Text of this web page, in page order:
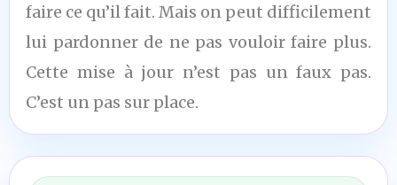
faire ce qu’il fait. Mais on peut difficilement
lui pardonner de ne pas vouloir faire plus.
Cette mise à jour n’est pas un faux pas.
C’est un pas sur place.